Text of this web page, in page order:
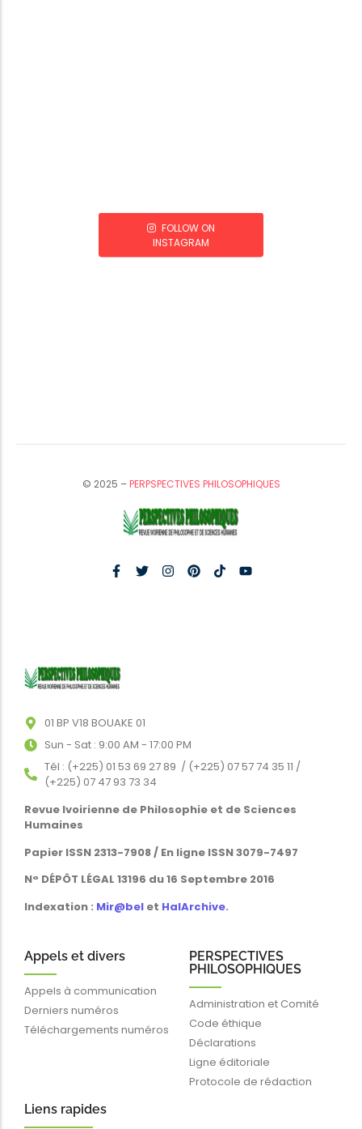
FOLLOW ON
INSTAGRAM
© 2025 –PERPSPECTIVES PHILOSOPHIQUES
01 BP V18 BOUAKE 01
Sun - Sat : 9:00 AM - 17:00 PM
Tél : (+225) 01 53 69 27 89 / (+225) 07 57 74 35 11 /
(+225) 07 47 93 73 34
Revue Ivoirienne de Philosophie et de Sciences
Humaines
Papier ISSN 2313-7908 / En ligne ISSN 3079-7497
N° DÉPÔT LÉGAL 13196 du 16 Septembre 2016
Indexation : Mir@bel et HalArchive.
Appels et divers
Appels à communication
Derniers numéros
Téléchargements numéros
PERSPECTIVES
PHILOSOPHIQUES
Administration et Comité
Code éthique
Déclarations
Ligne éditoriale
Protocole de rédaction
Liens rapides